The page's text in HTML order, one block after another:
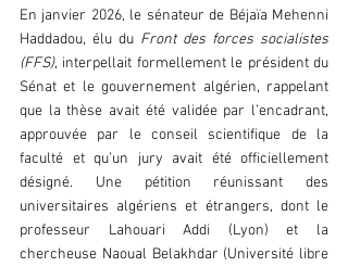
En janvier 2026, le sénateur de Béjaïa Mehenni
Haddadou, élu du Front des forces socialistes
(FFS), interpellait formellement le président du
Sénat et le gouvernement algérien, rappelant
que la thèse avait été validée par l’encadrant,
approuvée par le conseil scientifique de la
faculté et qu’un jury avait été officiellement
désigné. Une pétition réunissant des
universitaires algériens et étrangers, dont le
professeur Lahouari Addi (Lyon) et la
chercheuse Naoual Belakhdar (Université libre